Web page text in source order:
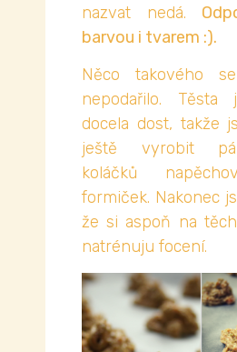
nazvat nedá.
barvou i tvarem :).
Něco takového
nepodařilo. Těsta
docela dost, takže
ještě vyrobit
koláčků
formiček. Nakonec
že si aspoň na
natrénuju focení.